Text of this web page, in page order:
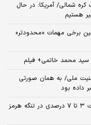
شمالی/ آمریکا: در حال
هستیم
برخی مهمات «محدودتر»
سید محمد خاتمی+ فیلم
ملی/ به همان صورتی
داده بود
رویترز: ایران و عمان برای تعیین تعرفه ترانزیت ۳ تا ۷ درصدی در تنگه هرمز